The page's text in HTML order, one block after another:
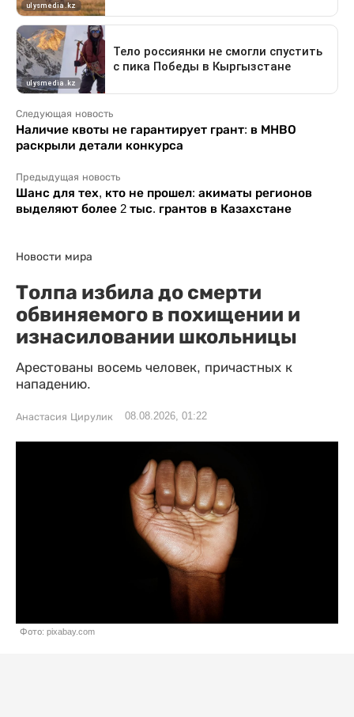
Следующая новость
Наличие квоты не гарантирует грант: в МНВО
раскрыли детали конкурса
Предыдущая новость
Шанс для тех, кто не прошел: акиматы регионов
выделяют более 2 тыс. грантов в Казахстане
Новости мира
Толпа избила до смерти
обвиняемого в похищении и
изнасиловании школьницы
Арестованы восемь человек, причастных к
нападению.
Анастасия Цирулик 08.08.2026, 01:22
Фото: pixabay.com